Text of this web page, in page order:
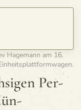
Hagemannam 16.
.
Per­